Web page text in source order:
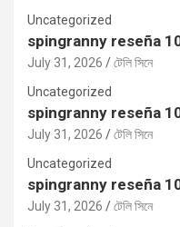
Uncategorized
spingranny reseña
July 31, 2026
টেলি সিনে
Uncategorized
spingranny reseña
July 31, 2026
টেলি সিনে
Uncategorized
spingranny reseña
July 31, 2026
টেলি সিনে